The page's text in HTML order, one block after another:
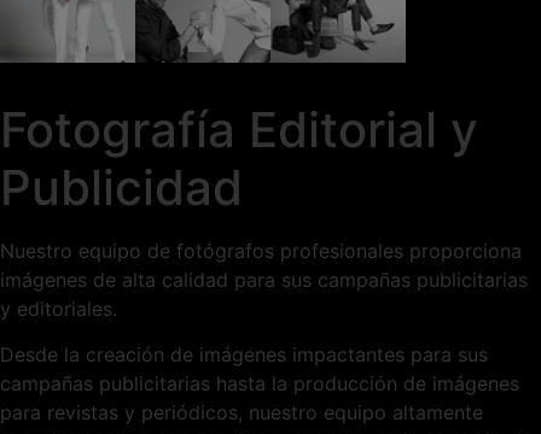
Fotografía Editorial y
Publicidad
Nuestro equipo de fotógrafos profesionales proporciona
imágenes de alta calidad para sus campañas publicitarias
y editoriales.
Desde la creación de imágenes impactantes para sus
campañas publicitarias hasta la producción de imágenes
para revistas y periódicos, nuestro equipo altamente